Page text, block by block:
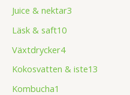
Juice & nektar3
Läsk & saft10
Växtdrycker4
Kokosvatten & iste13
Kombucha1